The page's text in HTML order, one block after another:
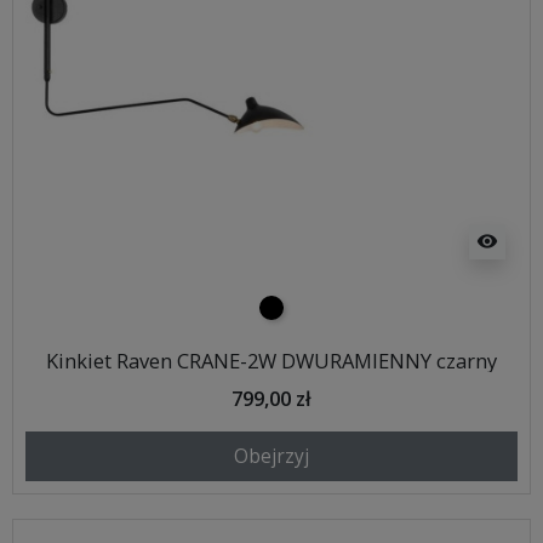
visibility
czarny
Kinkiet Raven CRANE-2W DWURAMIENNY czarny
799,00 zł
Obejrzyj